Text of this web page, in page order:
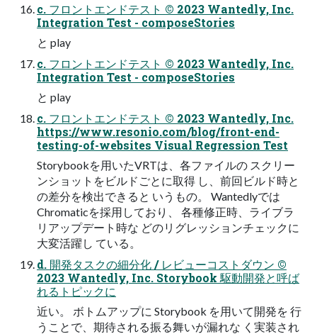
c. フロントエンドテスト © 2023 Wantedly, Inc.
Integration Test - composeStories
と play
c. フロントエンドテスト © 2023 Wantedly, Inc.
Integration Test - composeStories
と play
c. フロントエンドテスト © 2023 Wantedly, Inc.
https://www.resonio.com/blog/front-end-
testing-of-websites Visual Regression Test
Storybookを用いたVRTは、各ファイルの スクリー
ンショットをビルドごとに取得 し、前回ビルド時と
の差分を検出できると いうもの。 Wantedlyでは
Chromaticを採用しており、 各種修正時、ライブラ
リアップデート時な どのリグレッションチェックに
大変活躍し ている。
d. 開発タスクの細分化 / レビューコストダウン ©
2023 Wantedly, Inc. Storybook 駆動開発と呼ば
れるトピックに
近い。 ボトムアップに Storybook を用いて開発を 行
うことで、期待される振る舞いが漏れな く実装され